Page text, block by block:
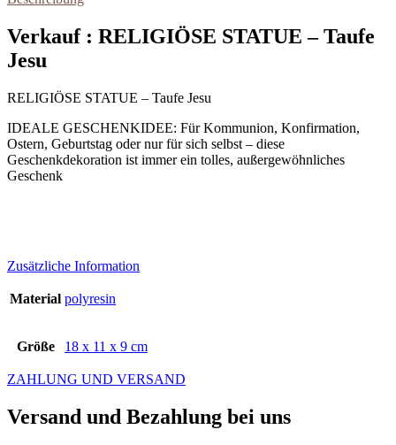
Verkauf : RELIGIÖSE STATUE – Taufe
Jesu
RELIGIÖSE STATUE – Taufe Jesu
IDEALE GESCHENKIDEE: Für Kommunion, Konfirmation,
Ostern, Geburtstag oder nur für sich selbst – diese
Geschenkdekoration ist immer ein tolles, außergewöhnliches
Geschenk
Zusätzliche Information
Material polyresin
Größe 18 x 11 x 9 cm
ZAHLUNG UND VERSAND
Versand und Bezahlung bei uns